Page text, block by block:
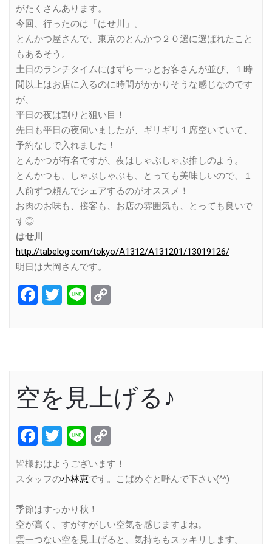
がたくさんあります。
今回、行ったのは「はせ川」。
とんかつ屋さんで、東京のとんかつ２０選に選ばれたこと
もあるそう。
土日のランチタイムにはずらーっとお客さんが並び、１時
間以上はお店に入るのに時間がかかりそうな感じなのです
が、
平日の夜は割りと狙い目！
先日も平日の夜伺いましたが、ギリギリ１席空いていて、
予約なしで入れました！
とんかつが有名ですが、夜はしゃぶしゃぶ推しのよう。
とんかつも、しゃぶしゃぶも、とっても美味しいので、１
人前ずつ頼んでシェアするのがオススメ！
お肉のお味も、接客も、お店の雰囲気も、とっても良いで
す◎
はせ川
http://tabelog.com/tokyo/A1312/A131201/13019126/
明日は大岡さんです。
Facebook
Twitter
Line
空を見上げる♪
Facebook
Twitter
Line
Link
皆様おはようございます！
スタッフの小林恵です。こばめぐと呼んで下さい(^^)
季節はすっかり秋！
空が高く、すがすがしい空気を感じますよね。
雲一つない空を見上げると、気持ちもスッキリします。